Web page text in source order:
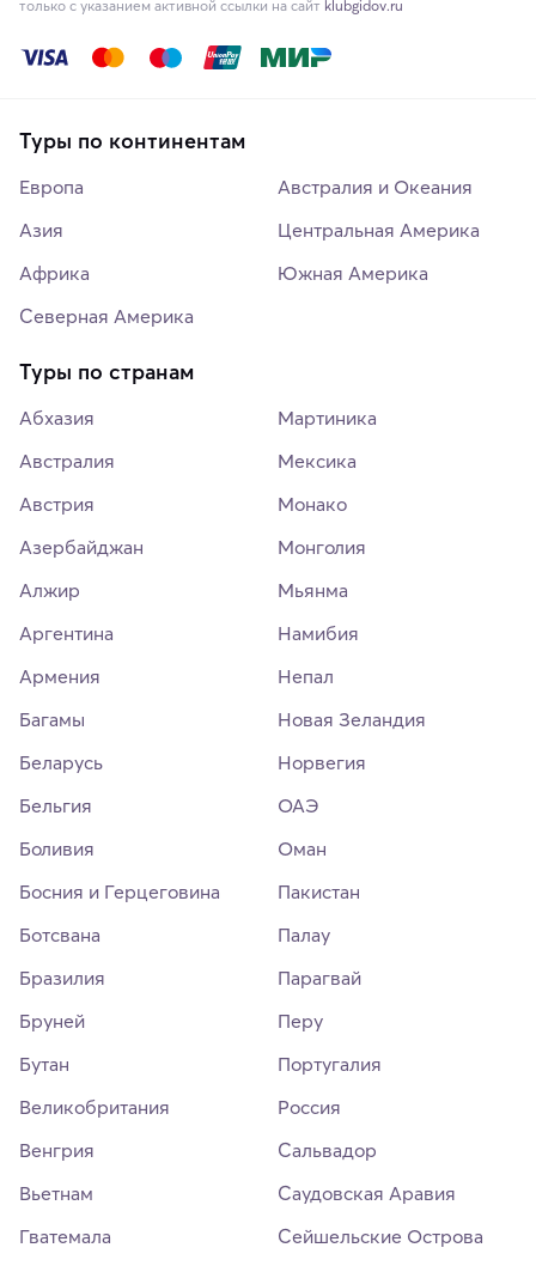
только с указанием активной ссылки на сайт klubgidov.ru
Туры по континентам
Европа
Азия
Африка
Северная Америка
Австралия и Океания
Центральная Америка
Южная Америка
Туры по странам
Абхазия
Австралия
Австрия
Азербайджан
Алжир
Аргентина
Армения
Багамы
Беларусь
Бельгия
Боливия
Босния и Герцеговина
Ботсвана
Бразилия
Бруней
Бутан
Великобритания
Венгрия
Вьетнам
Гватемала
Мартиника
Мексика
Монако
Монголия
Мьянма
Намибия
Непал
Новая Зеландия
Норвегия
ОАЭ
Оман
Пакистан
Палау
Парагвай
Перу
Португалия
Россия
Сальвадор
Саудовская Аравия
Сейшельские Острова